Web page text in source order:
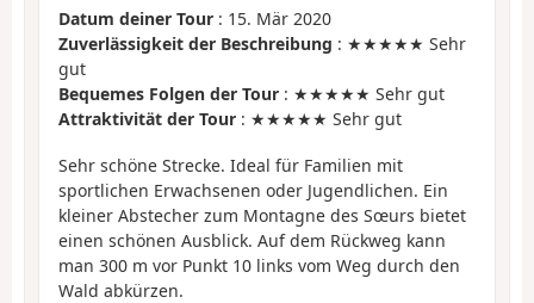
Datum deiner Tour : 15. Mär 2020
Zuverlässigkeit der Beschreibung : ★★★★★ Sehr
gut
Bequemes Folgen der Tour : ★★★★★ Sehr gut
Attraktivität der Tour : ★★★★★ Sehr gut
Sehr schöne Strecke. Ideal für Familien mit
sportlichen Erwachsenen oder Jugendlichen. Ein
kleiner Abstecher zum Montagne des Sœurs bietet
einen schönen Ausblick. Auf dem Rückweg kann
man 300 m vor Punkt 10 links vom Weg durch den
Wald abkürzen.